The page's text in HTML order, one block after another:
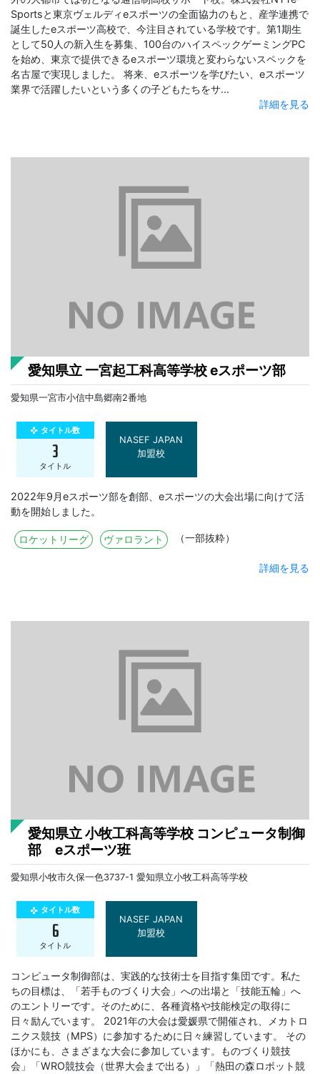
Sportsと東京ヴェルディeスポーツの全面協力のもと、産学連携で
誕生したeスポーツ高校で、今注目されている学校です。第1期生
として50人の新入生を募集、100台のハイスペックゲーミングPC
を始め、東京で提供できるeスポーツ環境と変わらないスペックを
名古屋で実現しました。 将来、eスポーツを学びたい、eスポーツ
業界で活躍したいという多くの子どもたちをサ...
詳細を見る
愛知県立 一宮起工科高等学校 eスポーツ部
愛知県一宮市小信中島郷南2番地
gamepad タイトル数
3
タイトル
NASEF JAPAN
加盟校
2022年9月eスポーツ部を創部、eスポーツの大会出場に向けて活
動を開始しました。
ロケットリーグ ヴァロラント （一部抜粋）
詳細を見る
愛知県立 小牧工科高等学校 コンピュータ制御
部 eスポーツ班
愛知県小牧市久保一色3737-1 愛知県立小牧工科高等学校
gamepad タイトル数
6
タイトル
NASEF JAPAN
加盟校
コンピュータ制御部は、実践的な技術士を目指す集団です。私た
ちの目標は、「若手ものづくり大会」への出場と「技能五輪」へ
のエントリーです。そのために、各種資格や技能検定の取得に
日々励んでいます。 2021年の大会は愛媛県で開催され、メカトロ
ニクス競技（MPS）に参加するために日々練習しています。 その
ほかにも、さまざまな大会に参加しています。ものづくり競技
会」「WRO競技会（世界大会まで出る）」「熱田の森ロボット競